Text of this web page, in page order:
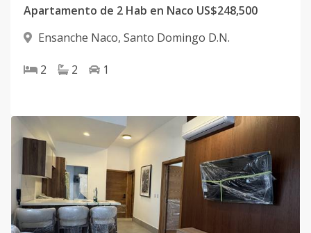
Apartamento de 2 Hab en Naco US$248,500
Ensanche Naco, Santo Domingo D.N.
2 2 1